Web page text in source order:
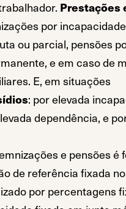
Prestações
por incapacidade
ou parcial, pensões
e em caso de
E, em situações
: por elevada
dependência, e
e pensões é
de referência fixada
por percentagens